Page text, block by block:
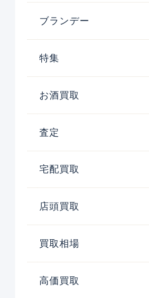
ブランデー
特集
お酒買取
査定
宅配買取
店頭買取
買取相場
高価買取